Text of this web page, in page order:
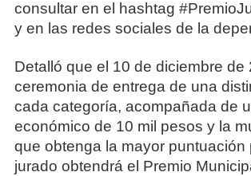
consultar en el hashtag
y en las redes sociales de la
Detalló que el 10 de diciembre de
ceremonia de entrega de una
cada categoría, acompañada de
económico de 10 mil pesos y la
que obtenga la mayor puntuación
jurado obtendrá el Premio